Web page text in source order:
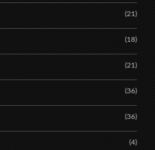
(21)
(18)
(21)
(36)
(36)
(4)